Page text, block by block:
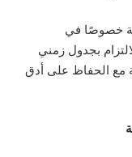
خصوصًا في
بجدول زمني
مع الحفاظ على أدق